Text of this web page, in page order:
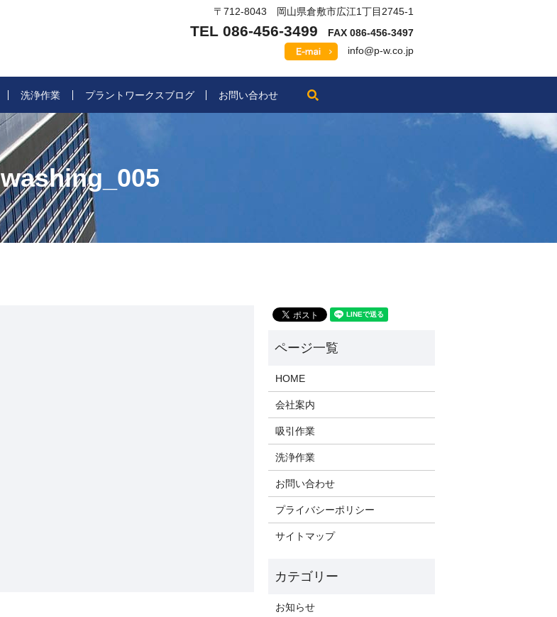
〒712-8043 岡山県倉敷市広江1丁目2745-1
TEL 086-456-3499 FAX 086-456-3497
info@p-w.co.jp
洗浄作業 プラントワークスブログ お問い合わせ
washing_005
HOME
会社案内
吸引作業
洗浄作業
お問い合わせ
プライバシーポリシー
サイトマップ
お知らせ